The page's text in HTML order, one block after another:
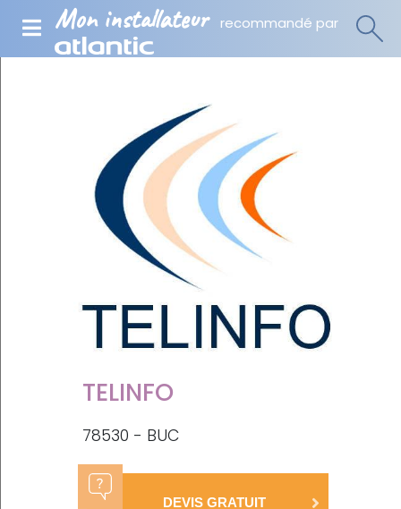
Mon installateur recommandé par
TELINFO
78530 - BUC
DEVIS GRATUIT